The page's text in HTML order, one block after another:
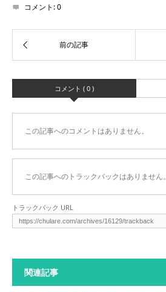
コメント:0
コメント ( 0 )
この記事へのコメントはありません。
この記事へのトラックバックはありません。
トラックバック URL
関連記事